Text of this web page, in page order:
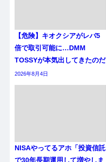
【危険】キオクシアがレバ5
倍で取引可能に…DMM
TOSSYが本気出してきたのだ
2026年8月4日
NISAやってるアホ「投資信託
で30年長期運用して増やしま